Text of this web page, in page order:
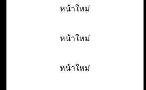
หน้าใหม่
หน้าใหม่
หน้าใหม่